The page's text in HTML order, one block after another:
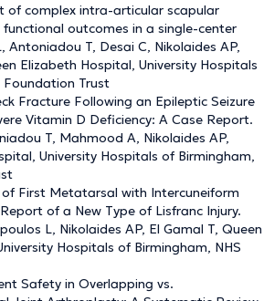
of complex intra-articular scapular
outcomes in a single-center
Antoniadou T, Desai C, Nikolaides AP,
Elizabeth Hospital, University Hospitals
Foundation Trust
Fracture Following an Epileptic Seizure
Vitamin D Deficiency: A Case Report.
T, Mahmood A, Nikolaides AP,
University Hospitals of Birmingham,
First Metatarsal with Intercuneiform
of a New Type of Lisfranc Injury.
L, Nikolaides AP, El Gamal T, Queen
Hospitals of Birmingham, NHS
Safety in Overlapping vs.